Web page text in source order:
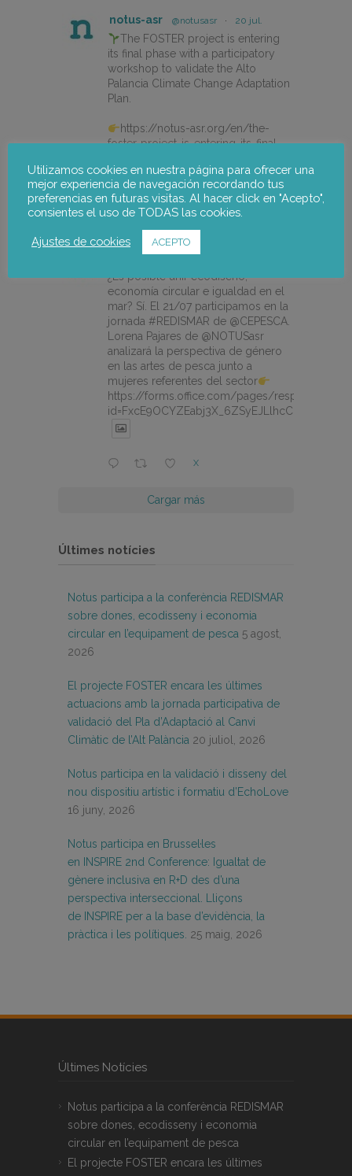
notus-asr @notusasr · 20 jul.
The FOSTER project is entering
its final phase with a participatory
workshop to validate the Alto
Palancia Climate Change Adaptation
Plan.
https://notus-asr.org/en/the-
foster-project-is-entering-its-final-
X
notus-asr
¿Es posible unir ecodiseño,
economía circular e igualdad en el
mar? Sí. El 21/07 participamos en la
jornada #REDISMAR de @CEPESCA.
Lorena Pajares de @NOTUSasr
analizará la perspectiva de género
en las artes de pesca junto a
mujeres referentes del sector
https://forms.office.com/pages/
X
Cargar más
Últimes notícies
Notus participa a la conferència REDISMAR
sobre dones, ecodisseny i economia
circular en l’equipament de pesca 5 agost,
2026
El projecte FOSTER encara les últimes
actuacions amb la jornada participativa de
validació del Pla d’Adaptació al Canvi
Climàtic de l’Alt Palància 20 juliol, 2026
Notus participa en la validació i disseny del
nou dispositiu artístic i formatiu d’EchoLove
16 juny, 2026
Notus participa en Brussel·les
en INSPIRE 2nd Conference: Igualtat de
gènere inclusiva en R+D des d’una
perspectiva interseccional. Lliçons
de INSPIRE per a la base d’evidència, la
pràctica i les polítiques. 25 maig, 2026
Últimes Notícies
Notus participa a la conferència REDISMAR
sobre dones, ecodisseny i economia
circular en l’equipament de pesca
El projecte FOSTER encara les últimes
Utilizamos cookies en nuestra página para ofrecer una
mejor experiencia de navegación recordando tus
preferencias en futuras visitas. Al hacer click en "Acepto",
consientes el uso de TODAS las cookies.
Ajustes de cookies ACEPTO